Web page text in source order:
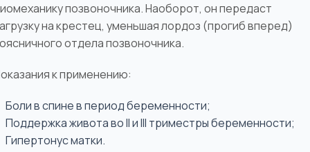
позвоночника. Наоборот, он передаст
на крестец, уменьшая лордоз (прогиб вперед)
отдела позвоночника.
к применению:
Боли в спине в период беременности;
Поддержка живота во II и III триместры беременности;
Гипертонус матки.